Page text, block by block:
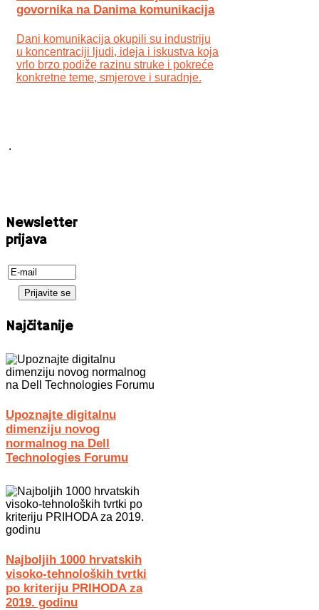
govornika na Danima komunikacija
Dani komunikacija okupili su industriju
u koncentraciji ljudi, ideja i iskustva koja
vrlo brzo podiže razinu struke i pokreće
konkretne teme, smjerove i suradnje.
.
Newsletter
prijava
Najčitanije
Upoznajte digitalnu
dimenziju novog
normalnog na Dell
Technologies Forumu
Najboljih 1000 hrvatskih
visoko-tehnoloških tvrtki
po kriteriju PRIHODA za
2019. godinu